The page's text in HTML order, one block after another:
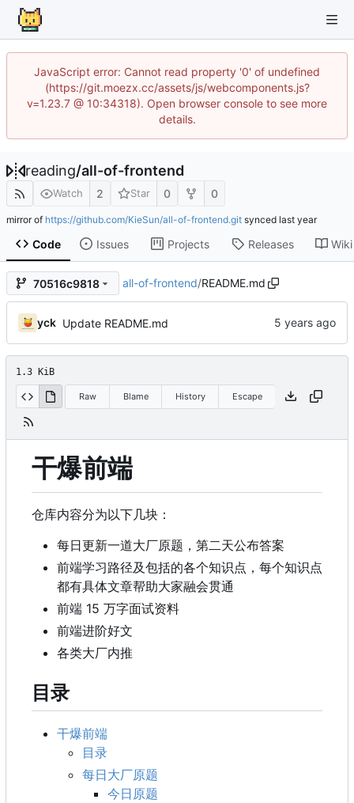
JavaScript error: Cannot read property '0' of undefined
(https://git.moezx.cc/assets/js/webcomponents.js?
v=1.23.7 @ 10:34318). Open browser console to see more
details.
reading/all-of-frontend
Watch 2 Star 0 0
mirror of https://github.com/KieSun/all-of-frontend.git synced
Code Issues Projects Releases Wiki
70516c9818 all-of-frontend/README.md
yck Update README.md
1.3 KiB
Raw Blame History Escape
干爆前端
仓库内容分为以下几块：
每日更新一道大厂原题，第二天公布答案
前端学习路径及包括的各个知识点，每个知识点
都有具体文章帮助大家融会贯通
前端 15 万字面试资料
前端进阶好文
各类大厂内推
目录
干爆前端
目录
每日大厂原题
今日原题